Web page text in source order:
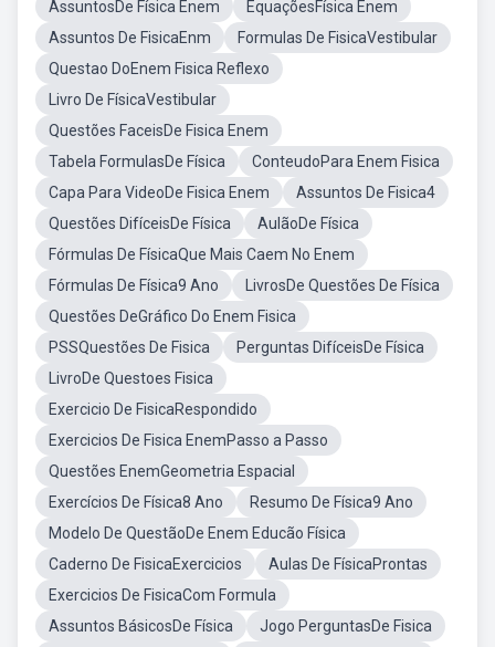
AssuntosDe Física Enem
EquaçõesFísica Enem
Assuntos De FisicaEnm
Formulas De FisicaVestibular
Questao DoEnem Fisica Reflexo
Livro De FísicaVestibular
Questões FaceisDe Fisica Enem
Tabela FormulasDe Física
ConteudoPara Enem Fisica
Capa Para VideoDe Fisica Enem
Assuntos De Fisica4
Questões DifíceisDe Física
AulãoDe Física
Fórmulas De FísicaQue Mais Caem No Enem
Fórmulas De Física9 Ano
LivrosDe Questões De Física
Questões DeGráfico Do Enem Fisica
PSSQuestões De Fisica
Perguntas DifíceisDe Física
LivroDe Questoes Fisica
Exercicio De FisicaRespondido
Exercicios De Fisica EnemPasso a Passo
Questões EnemGeometria Espacial
Exercícios De Física8 Ano
Resumo De Física9 Ano
Modelo De QuestãoDe Enem Educão Física
Caderno De FisicaExercicios
Aulas De FísicaProntas
Exercicios De FisicaCom Formula
Assuntos BásicosDe Física
Jogo PerguntasDe Fisica